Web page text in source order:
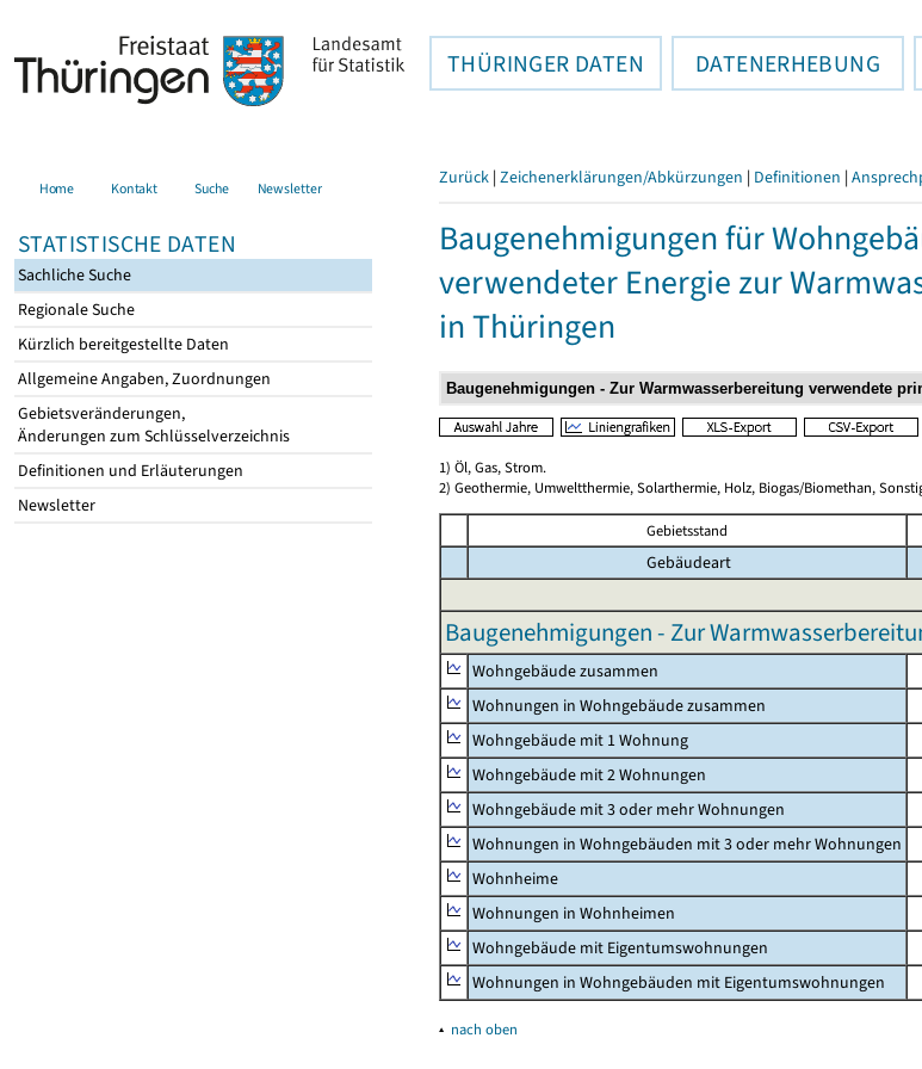
THÜRINGER DATEN DATENERHEBUNG
Home Kontakt Suche Newsletter
STATISTISCHE DATEN
Sachliche Suche
Regionale Suche
Kürzlich bereitgestellte Daten
Allgemeine Angaben, Zuordnungen
Gebietsveränderungen,
Änderungen zum Schlüsselverzeichnis
Definitionen und Erläuterungen
Newsletter
Zurück | Zeichenerklärungen/Abkürzungen | Definitionen |
Baugenehmigungen für
verwendeter Energie zur
in Thüringen
1) Öl, Gas, Strom.
2) Geothermie, Umweltthermie, Solarthermie, Holz, Biogas/Biomethan,
Gebietsstand
Gebäudeart
Baugenehmigungen - Zur
Wohngebäude zusammen
Wohnungen in Wohngebäude zusammen
Wohngebäude mit 1 Wohnung
Wohngebäude mit 2 Wohnungen
Wohngebäude mit 3 oder mehr Wohnungen
Wohnungen in Wohngebäuden mit 3 oder mehr Wohnungen
Wohnheime
Wohnungen in Wohnheimen
Wohngebäude mit Eigentumswohnungen
Wohnungen in Wohngebäuden mit Eigentumswohnungen
▴ nach oben